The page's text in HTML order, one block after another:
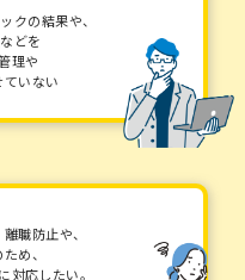
クの結果や、
どを
理や
いない
職防止や、
め、
対応したい。